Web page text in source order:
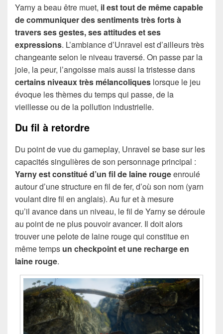
Yarny a beau être muet, il est tout de même capable
de communiquer des sentiments très forts à
travers ses gestes, ses attitudes et ses
expressions. L’ambiance d’Unravel est d’ailleurs très
changeante selon le niveau traversé. On passe par la
joie, la peur, l’angoisse mais aussi la tristesse dans
certains niveaux très mélancoliques lorsque le jeu
évoque les thèmes du temps qui passe, de la
vieillesse ou de la pollution industrielle.
Du fil à retordre
Du point de vue du gameplay, Unravel se base sur les
capacités singulières de son personnage principal :
Yarny est constitué d’un fil de laine rougeenroulé
autour d’une structure en fil de fer, d’où son nom (yarn
voulant dire fil en anglais). Au fur et à mesure
qu’il avance dans un niveau, le fil de Yarny se déroule
au point de ne plus pouvoir avancer. Il doit alors
trouver une pelote de laine rouge qui constitue en
même temps un checkpoint et une recharge en
laine rouge.